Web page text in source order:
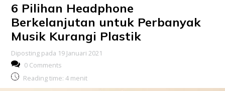
6 Pilihan Headphone
Berkelanjutan untuk Perbanyak
Musik Kurangi Plastik
Diposting pada 19 Januari 2021
0 Comments
Reading time: 4 menit